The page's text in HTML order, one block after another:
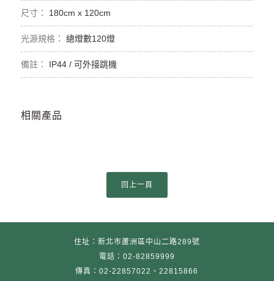
180cm x 120cm
總燈數120燈
IP44 / 可外接跳機
相關產品
住址：新北市蘆洲區中山二路289號
電話：02-82859999
傳真：02-22857022、22815866